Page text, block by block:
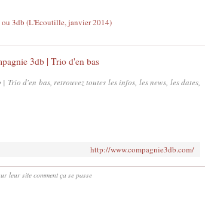
3db | Trio d'en bas
Trio d'en bas, retrouvez toutes les infos, les news, les dates,
http://www.compagnie3db.com/
leur site comment ça se passe